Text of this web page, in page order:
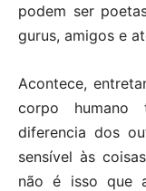
podem ser
gurus, amigos e
Acontece,
corpo humano
diferencia dos
sensível às
não é isso que